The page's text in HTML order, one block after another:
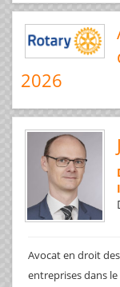
2026
Avocat en droit
entreprises dans